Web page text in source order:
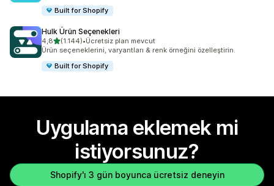
Built for Shopify
Hulk Ürün Seçenekleri
4,85 yıldız üzerinden
(1.144)
toplam 1144 değerlendirme
•Ücretsiz plan mevcut
Ürün seçeneklerini, varyantları & renk örneğini özelleştirin.
Built for Shopify
Uygulama eklemek mi
istiyorsunuz?
Shopify'ı 3 gün boyunca ücretsiz deneyin